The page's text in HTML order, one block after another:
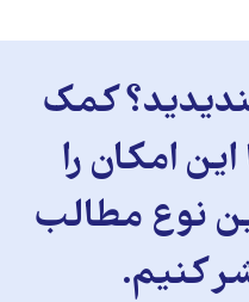
کمک
امکان را
نوع مطالب
کنیم.